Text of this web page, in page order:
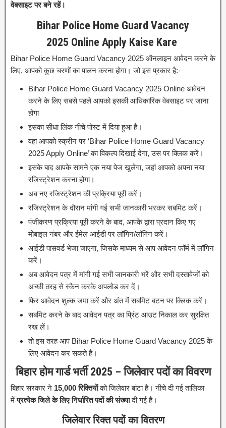
वेबसाइट पर बने रहें।
Bihar Police Home Guard Vacancy
2025 Online Apply Kaise Kare
Bihar Police Home Guard Vacancy 2025 ऑनलाइन आवेदन करने के
लिए, आपको कुछ चरणों का पालन करना होगा। जो इस प्रकार है:-
Bihar Police Home Guard Vacancy 2025 Online आवेदन
करने के लिए सबसे पहले आपको इसकी आधिकारिक वेबसाइट पर जाना
होगा
इसका सीधा लिंक नीचे पोस्ट में दिया हुआ है।
वहां आपको स्क्रीन पर ‘Bihar Police Home Guard Vacancy
2025 Apply Online’ का विकल्प दिखाई देगा, उस पर क्लिक करें।
इसके बाद आपके सामने एक नया पेज खुलेगा, जहां आपको अपना नया
रजिस्ट्रेशन करना होगा।
अब नए रजिस्ट्रेशन की प्रक्रिया पूरी करें।
रजिस्ट्रेशन के दौरान मांगी गई सभी जानकारी भरकर सबमिट करें।
पंजीकरण प्रक्रिया पूरी करने के बाद, आपके द्वारा प्रदान किए गए
मोबाइल नंबर और ईमेल आईडी पर लॉगिन/लॉगिन करें।
आईडी पासवर्ड भेजा जाएगा, जिसके माध्यम से आप आवेदन फॉर्म में लॉगिन
करें।
अब आवेदन पत्र में मांगी गई सभी जानकारी भरें और सभी दस्तावेजों को
अच्छी तरह से स्कैन करके अपलोड कर दें।
फिर आवेदन शुल्क जमा करें और अंत में सबमिट बटन पर क्लिक करें।
सबमिट करने के बाद आवेदन पत्र का प्रिंट आउट निकाल कर सुरक्षित
रख लें।
तो इस तरह आप Bihar Police Home Guard Vacancy 2025 के
लिए आवेदन कर सकते हैं।
बिहार होम गार्ड भर्ती 2025 – जिलेवार पदों का विवरण
बिहार सरकार ने 15,000 रिक्तियोंको जिलेवार बांटा है। नीचे दी गई तालिका
मेंप्रत्येक जिले के लिए निर्धारित पदों की संख्यादी गई है।
जिलेवार रिक्त पदों का वितरण